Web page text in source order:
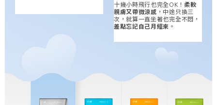
十幾小時飛行也完全OK！柔軟
親膚又帶微涼感 ，中途只換三
次，就算一直坐著也完全不悶，
差點忘記自己月經來 。